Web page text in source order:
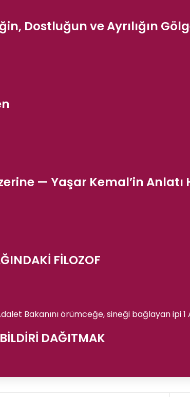
Dostluğun ve Ayrılığın
— Yaşar Kemal’in Anlatı
FİLOZOF
DAĞITMAK